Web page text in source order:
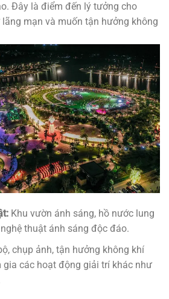
Đây là điểm đến lý tưởng cho
mạn và muốn tận hưởng không
Khu vườn ánh sáng, hồ nước lung
thuật ánh sáng độc đáo.
chụp ảnh, tận hưởng không khí
gia các hoạt động giải trí khác như